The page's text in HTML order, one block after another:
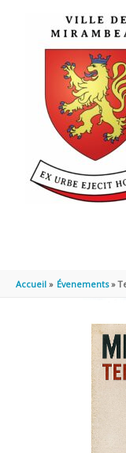
Accueil Évenements